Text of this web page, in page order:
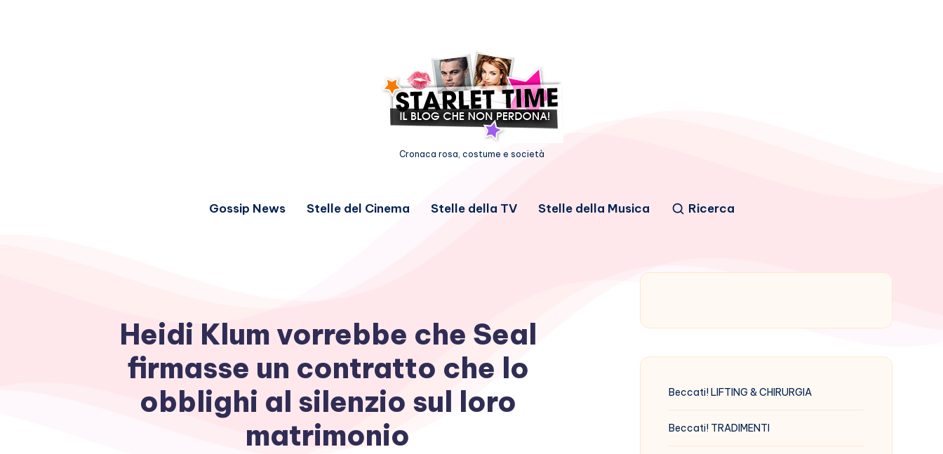
Cronaca rosa, costume e società
Gossip News Stelle del Cinema Stelle della TV Stelle della Musica Ricerca
Heidi Klum vorrebbe che Seal
firmasse un contratto che lo
obblighi al silenzio sul loro
matrimonio
Beccati! LIFTING & CHIRURGIA
Beccati! TRADIMENTI